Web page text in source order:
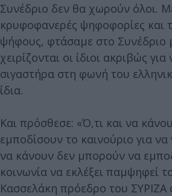
Συνέδριο δεν θα χωρούν όλοι.
κρυφοφανερές ψηφοφορίες και
ψήφους, φτάσαμε στο Συνέδριο
χειρίζονται οι ίδιοι ακριβώς
σιγαστήρα στη φωνή του
ίδια.
Και πρόσθεσε: «Ό,τι και να
εμποδίσουν το καινούριο για να
να κάνουν δεν μπορούν να
κοινωνία να εκλέξει παμψηφεί
Κασσελάκη πρόεδρο του